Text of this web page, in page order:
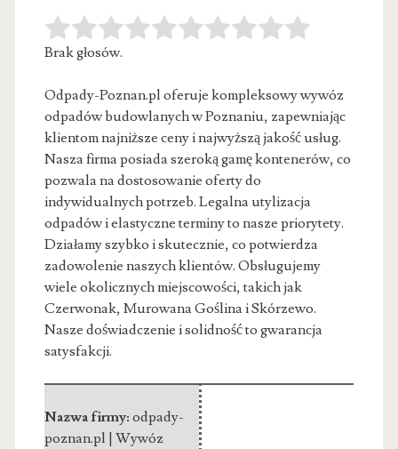
Brak głosów.
Odpady-Poznan.pl oferuje kompleksowy wywóz
odpadów budowlanych w Poznaniu, zapewniając
klientom najniższe ceny i najwyższą jakość usług.
Nasza firma posiada szerokągamę kontenerów, co
pozwala na dostosowanie oferty do
indywidualnych potrzeb. Legalna utylizacja
odpadów i elastyczne terminy to nasze priorytety.
Działamy szybko i skutecznie, co potwierdza
zadowolenie naszych klientów. Obsługujemy
wiele okolicznych miejscowości, takich jak
Czerwonak, Murowana Goślina i Skórzewo.
Nasze doświadczenie i solidność to gwarancja
satysfakcji.
Nazwa firmy: odpady-
poznan.pl | Wywóz